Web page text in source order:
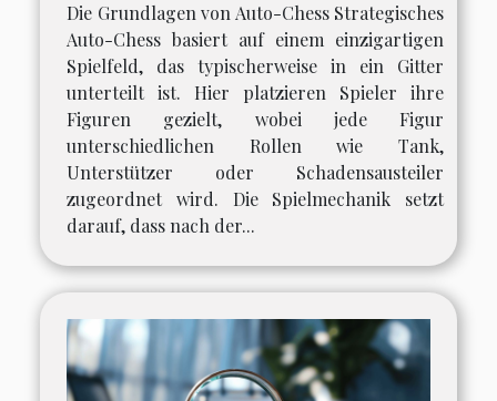
Die Grundlagen von Auto-Chess Strategisches
Auto-Chess basiert auf einem einzigartigen
Spielfeld, das typischerweise in ein Gitter
unterteilt ist. Hier platzieren Spieler ihre
Figuren gezielt, wobei jede Figur
unterschiedlichen Rollen wie Tank,
Unterstützer oder Schadensausteiler
zugeordnet wird. Die Spielmechanik setzt
darauf, dass nach der...